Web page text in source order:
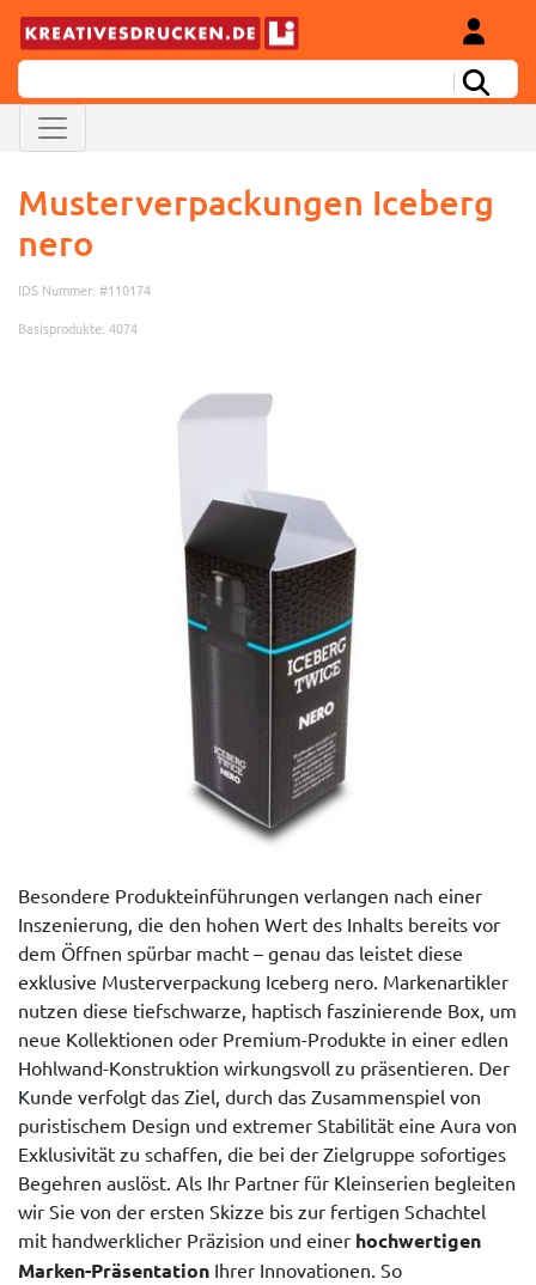
Musterverpackungen Iceberg
nero
IDS Nummer: #110174
Basisprodukte: 4074
Besondere Produkteinführungen verlangen nach einer
Inszenierung, die den hohen Wert des Inhalts bereits vor
dem Öffnen spürbar macht – genau das leistet diese
exklusive Musterverpackung Iceberg nero. Markenartikler
nutzen diese tiefschwarze, haptisch faszinierende Box, um
neue Kollektionen oder Premium-Produkte in einer edlen
Hohlwand-Konstruktion wirkungsvoll zu präsentieren. Der
Kunde verfolgt das Ziel, durch das Zusammenspiel von
puristischem Design und extremer Stabilität eine Aura von
Exklusivität zu schaffen, die bei der Zielgruppe sofortiges
Begehren auslöst. Als Ihr Partner für Kleinserien begleiten
wir Sie von der ersten Skizze bis zur fertigen Schachtel
mit handwerklicher Präzision und einer hochwertigen
Marken-Präsentation Ihrer Innovationen. So